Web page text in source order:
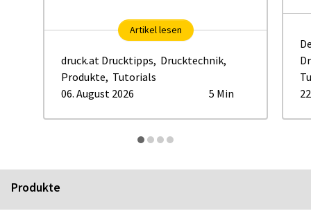
Artikel lesen
druck.at Drucktipps, Drucktechnik,
Produkte, Tutorials
06. August 2026
5 Min
Produkte